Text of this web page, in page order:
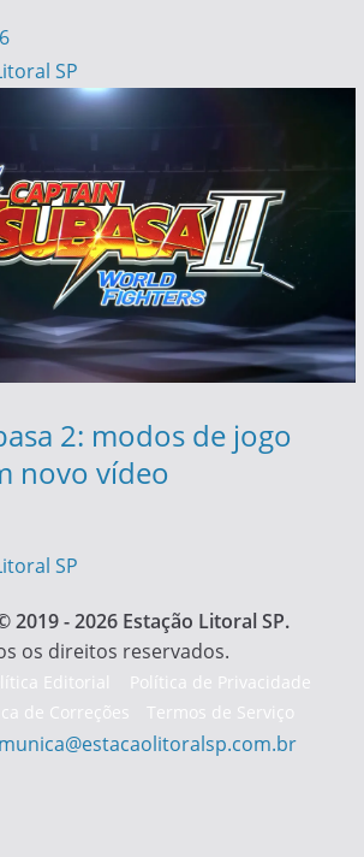
SP
2: modos de jogo
novo vídeo
SP
2019 - 2026 Estação Litoral SP.
os direitos reservados.
Editorial
de Correções
Política de Privacidade
Termos de Serviço